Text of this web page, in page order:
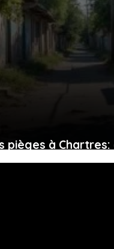
pièges à Chartres:
sont à risque pour